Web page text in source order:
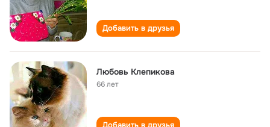
Добавить в друзья
Любовь Клепикова
66 лет
Добавить в друзья